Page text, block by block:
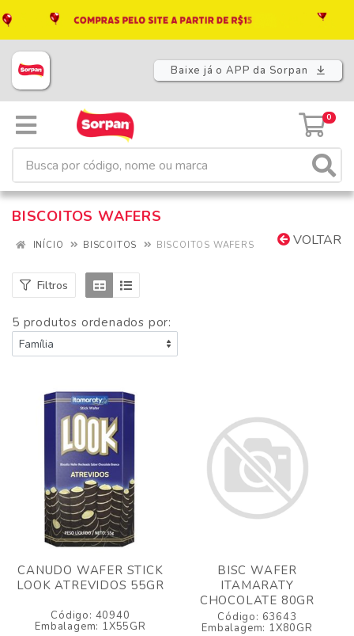
Baixe já o APP da Sorpan
0
BISCOITOS WAFERS
VOLTAR
INÍCIO BISCOITOS BISCOITOS WAFERS
Filtros
5 produtos ordenados por:
CANUDO WAFER STICK
LOOK ATREVIDOS 55GR
Código: 40940
Embalagem: 1X55GR
BISC WAFER
ITAMARATY
CHOCOLATE 80GR
Código: 63643
Embalagem: 1X80GR